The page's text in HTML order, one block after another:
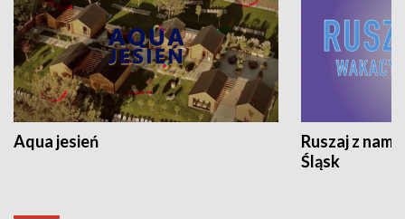
Aqua jesień
Ruszaj z
Śląsk